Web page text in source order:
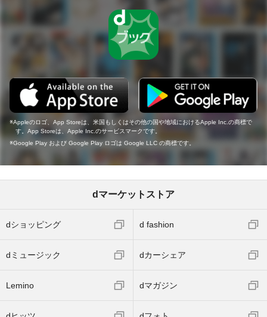
Appleのロゴ、App Storeは、米国もしくはその他の国や地域におけるApple Inc.の商標で
す。App Storeは、Apple Inc.のサービスマークです。
Google Play および Google Play ロゴは Google LLC の商標です。
dマーケットストア
dショッピング d fashion
dミュージック dカーシェア
Lemino dマガジン